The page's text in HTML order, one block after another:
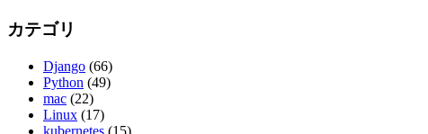
カテゴリ
Django (66)
Python (49)
mac (22)
Linux (17)
kubernetes (15)